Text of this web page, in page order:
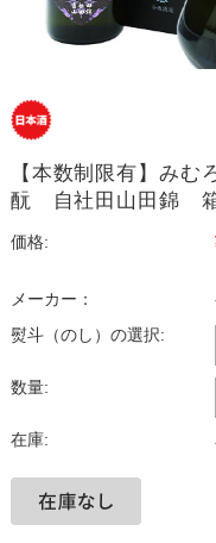
【本数制限有】み
酛 自社田山田錦
価格:
メーカー：
熨斗（のし）の選択:
数量:
在庫: